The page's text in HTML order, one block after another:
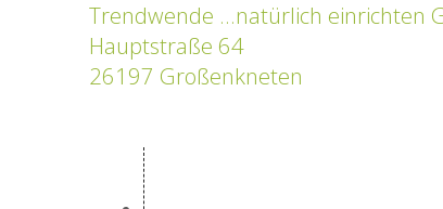
Trendwende ...natürlich einrichten
Hauptstraße 64
26197 Großenkneten